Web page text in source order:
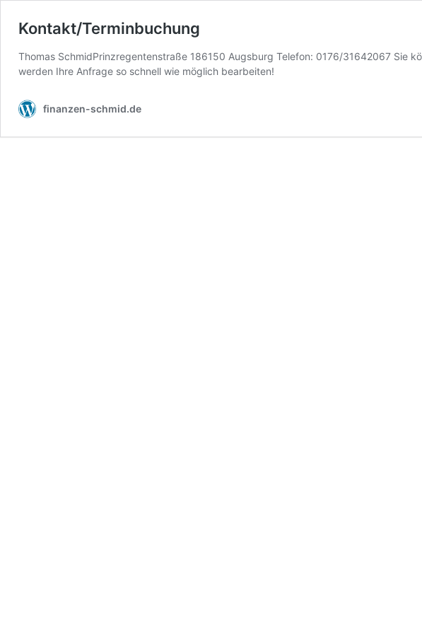
Kontakt/Terminbuchung
Thomas SchmidPrinzregentenstraße 186150 Augsburg Telefon: 0176/31642067 Sie
werden Ihre Anfrage so schnell wie möglich bearbeiten!
finanzen-schmid.de